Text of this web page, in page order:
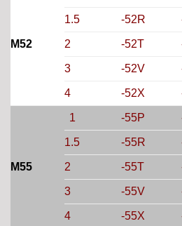
M52
1.5 -52R
2 -52T
3 -52V
4 -52X
M55
1 -55P
1.5 -55R
2 -55T
3 -55V
4 -55X